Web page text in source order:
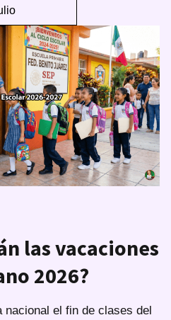
las vacaciones
2026?
nacional el fin de clases del